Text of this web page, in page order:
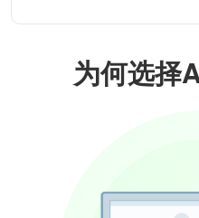
为何选择